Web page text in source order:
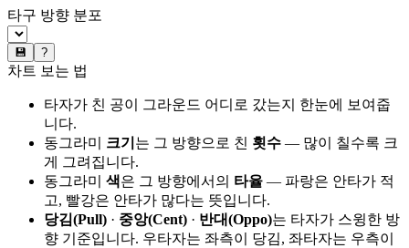
타구 방향 분포
💾 ?
차트 보는 법
타자가 친 공이 그라운드 어디로 갔는지 한눈에 보여줍
니다.
동그라미 크기 는 그 방향으로 친 횟수 — 많이 칠수록 크
게 그려집니다.
동그라미 색은 그 방향에서의 타율 — 파랑은 안타가 적
고, 빨강은 안타가 많다는 뜻입니다.
당김(Pull) · 중앙(Cent) · 반대(Oppo)는 타자가 스윙한 방
향 기준입니다. 우타자는 좌측이 당김, 좌타자는 우측이